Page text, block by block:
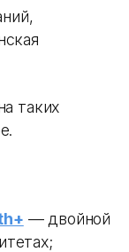
таких
— двойной